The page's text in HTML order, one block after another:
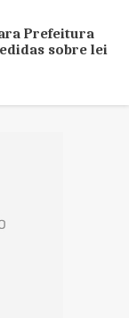
Prefeitura
sobre lei